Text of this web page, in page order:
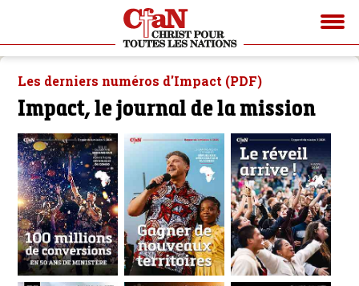
Les derniers numéros d'Impact (PDF)
Impact, le journal de la mission